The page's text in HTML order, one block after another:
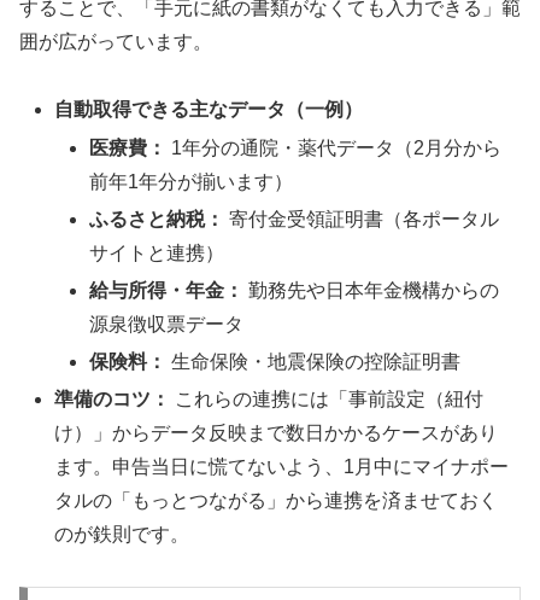
することで、「手元に紙の書類がなくても入力できる」範
囲が広がっています。
自動取得できる主なデータ（一例）
医療費：
1年分の通院・薬代データ（2月分から
前年1年分が揃います）
ふるさと納税： 寄付金受領証明書（各ポータル
サイトと連携）
給与所得・年金： 勤務先や日本年金機構からの
源泉徴収票データ
保険料： 生命保険・地震保険の控除証明書
準備のコツ：
これらの連携には「事前設定（紐付
け）」からデータ反映まで数日かかるケースがあり
ます。申告当日に慌てないよう、1月中にマイナポー
タルの「もっとつながる」から連携を済ませておく
のが鉄則です。